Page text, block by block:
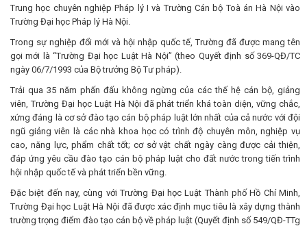
Trung học chuyên nghiệp Pháp lý I và Trường Cán bộ Toà án Hà Nội vào
Trường Đại học Pháp lý Hà Nội.
Trong sự nghiệp đổi mới và hội nhập quốc tế, Trường đã được mang tên
gọi mới là “Trường Đại học Luật Hà Nội” (theo Quyết định số 369-QĐ/TC
ngày 06/7/1993 của Bộ trưởng Bộ Tư pháp).
Trải qua 35 năm phấn đấu không ngừng của các thế hệ cán bộ, giảng
viên, Trường Đại học Luật Hà Nội đã phát triển khá toàn diện, vững chắc,
xứng đáng là cơ sở đào tạo cán bộ pháp luật lớn nhất của cả nước với đội
ngũ giảng viên là các nhà khoa học có trình độ chuyên môn, nghiệp vụ
cao, năng lực, phẩm chất tốt; cơ sở vật chất ngày càng được cải thiện,
đáp ứng yêu cầu đào tạo cán bộ pháp luật cho đất nước trong tiến trình
hội nhập quốc tế và phát triển bền vững.
Đặc biệt đến nay, cùng với Trường Đại học Luật Thành phố Hồ Chí Minh,
Trường Đại học Luật Hà Nội đã được xác định mục tiêu là xây dựng thành
trường trọng điểm đào tạo cán bộ về pháp luật (Quyết định số 549/QĐ-TTg